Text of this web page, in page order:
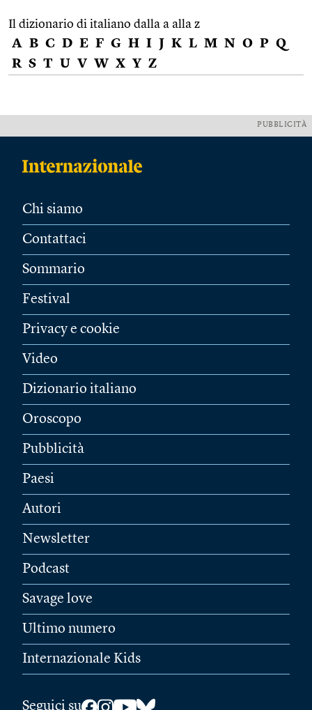
Il dizionario di italiano dalla a alla z
A B C D E F G H I J K L M N O P Q
R S T U V W X Y Z
PUBBLICITÀ
Chi siamo
Contattaci
Sommario
Festival
Privacy e cookie
Video
Dizionario italiano
Oroscopo
Pubblicità
Paesi
Autori
Newsletter
Podcast
Savage love
Ultimo numero
Internazionale Kids
Seguici su